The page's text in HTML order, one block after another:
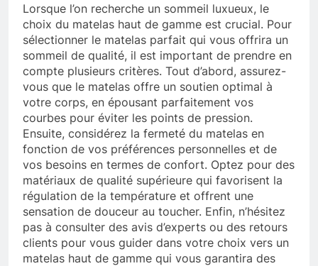
Lorsque l’on recherche un sommeil luxueux, le
choix du matelas haut de gamme est crucial. Pour
sélectionner le matelas parfait qui vous offrira un
sommeil de qualité, il est important de prendre en
compte plusieurs critères. Tout d’abord, assurez-
vous que le matelas offre un soutien optimal à
votre corps, en épousant parfaitement vos
courbes pour éviter les points de pression.
Ensuite, considérez la fermeté du matelas en
fonction de vos préférences personnelles et de
vos besoins en termes de confort. Optez pour des
matériaux de qualité supérieure qui favorisent la
régulation de la température et offrent une
sensation de douceur au toucher. Enfin, n’hésitez
pas à consulter des avis d’experts ou des retours
clients pour vous guider dans votre choix vers un
matelas haut de gamme qui vous garantira des